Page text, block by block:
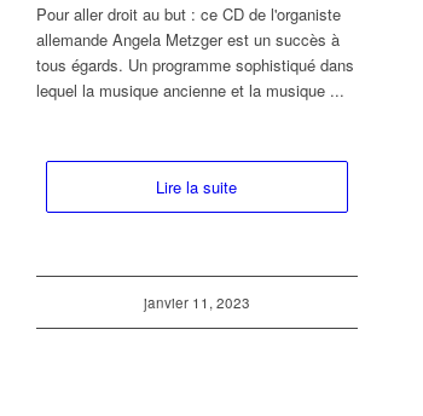
Pour aller droit au but : ce CD de l'organiste
allemande Angela Metzger est un succès à
tous égards. Un programme sophistiqué dans
lequel la musique ancienne et la musique ...
Lire la suite
janvier 11, 2023